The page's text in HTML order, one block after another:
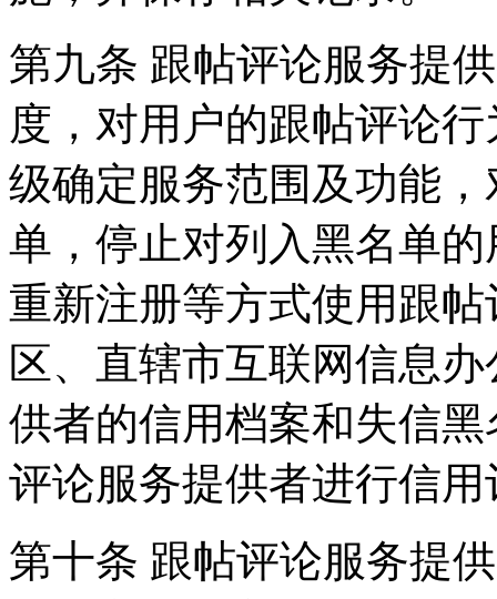
第九条 跟帖评论服务提
度，对用户的跟帖评论
级确定服务范围及功能
单，停止对列入黑名单
重新注册等方式使用跟
区、直辖市互联网信息
供者的信用档案和失信
评论服务提供者进行信用
第十条 跟帖评论服务提